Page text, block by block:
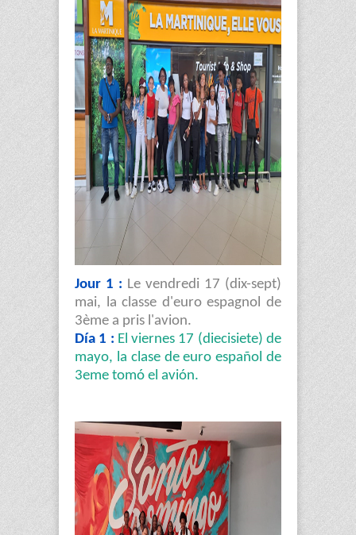
Jour 1 : Le vendredi 17 (dix-sept)
mai, la classe d'euro espagnol de
3ème a pris l'avion.
Día 1 : El viernes 17 (diecisiete) de
mayo, la clase de euro español de
3eme tomó el avión.